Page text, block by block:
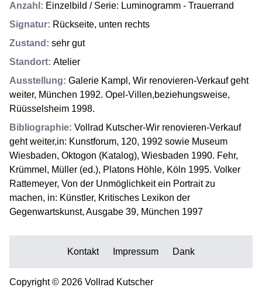
Anzahl : Einzelbild / Serie: Luminogramm - Trauerrand
Signatur: Rückseite, unten rechts
Zustand : sehr gut
Standort: Atelier
Ausstellung: Galerie Kampl, Wir renovieren-Verkauf geht
weiter, München 1992. Opel-Villen,beziehungsweise,
Rüüsselsheim 1998.
Bibliographie: Vollrad Kutscher-Wir renovieren-Verkauf
geht weiter,in: Kunstforum, 120, 1992 sowie Museum
Wiesbaden, Oktogon (Katalog), Wiesbaden 1990. Fehr,
Krümmel, Müller (ed.), Platons Höhle, Köln 1995. Volker
Rattemeyer, Von der Unmöglichkeit ein Portrait zu
machen, in: Künstler, Kritisches Lexikon der
Gegenwartskunst, Ausgabe 39, München 1997
Kontakt Impressum Dank
Copyright © 2026 Vollrad Kutscher